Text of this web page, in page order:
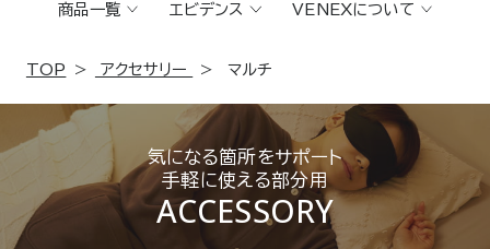
商品一覧 エビデンス VENEXについて
TOP アクセサリー マルチ
気になる箇所をサポート
手軽に使える部分用
ACCESSORY